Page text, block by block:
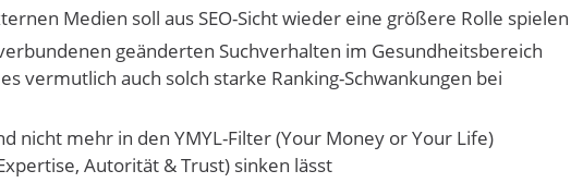
Medien soll aus SEO-Sicht wieder eine größere Rolle spielen
geänderten Suchverhalten im Gesundheitsbereich
vermutlich auch solch starke Ranking-Schwankungen bei
nicht mehr in den YMYL-Filter (Your Money or Your Life)
Autorität & Trust) sinken lässt